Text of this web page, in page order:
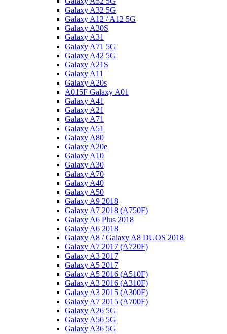
Galaxy A32 5G
Galaxy A12 / A12 5G
Galaxy A30S
Galaxy A31
Galaxy A71 5G
Galaxy A42 5G
Galaxy A21S
Galaxy A11
Galaxy A20s
A015F Galaxy A01
Galaxy A41
Galaxy A21
Galaxy A71
Galaxy A51
Galaxy A80
Galaxy A20e
Galaxy A10
Galaxy A30
Galaxy A70
Galaxy A40
Galaxy A50
Galaxy A9 2018
Galaxy A7 2018 (A750F)
Galaxy A6 Plus 2018
Galaxy A6 2018
Galaxy A8 / Galaxy A8 DUOS 2018
Galaxy A7 2017 (A720F)
Galaxy A3 2017
Galaxy A5 2017
Galaxy A5 2016 (A510F)
Galaxy A3 2016 (A310F)
Galaxy A3 2015 (A300F)
Galaxy A7 2015 (A700F)
Galaxy A26 5G
Galaxy A56 5G
Galaxy A36 5G